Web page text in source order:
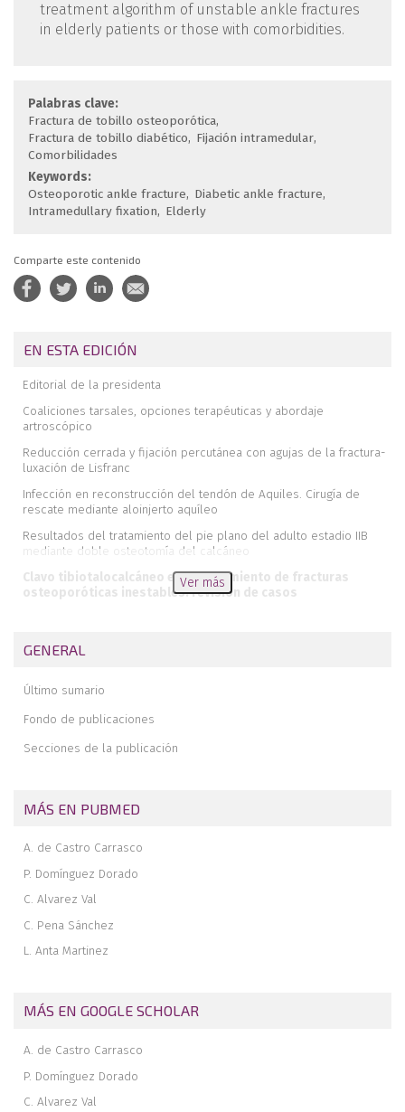
treatment algorithm of unstable ankle fractures
in elderly patients or those with comorbidities.
Palabras clave:
Fractura de tobillo osteoporótica
Fractura de tobillo diabético
Fijación intramedular
Comorbilidades
Keywords:
Osteoporotic ankle fracture
Diabetic ankle fracture
Intramedullary fixation
Elderly
Comparte este contenido
EN ESTA EDICIÓN
Editorial de la presidenta
Coaliciones tarsales, opciones terapéuticas y abordaje
artroscópico
Reducción cerrada y fijación percutánea con agujas de la fractura-
luxación de Lisfranc
Infección en reconstrucción del tendón de Aquiles. Cirugía de
rescate mediante aloinjerto aquíleo
Resultados del tratamiento del pie plano del adulto estadio IIB
mediante doble osteotomía del calcáneo
Clavo tibiotalocalcáneo en el tratamiento de fracturas
osteoporóticas inestables: revisión de casos
Fracturas y luxaciones de Chopart: nuestro algoritmo de
tratamiento
Luxación peritalar medial abierta: a propósito de un caso
Angioma cavernoso del astrágalo y reconstrucción con técnica de
membrana inducida. Reporte de un caso y revisión de la literatura
Revista de revistas
Ver más
GENERAL
Último sumario
Fondo de publicaciones
Secciones de la publicación
MÁS EN PUBMED
A. de Castro Carrasco
P. Domínguez Dorado
C. Alvarez Val
C. Pena Sánchez
L. Anta Martinez
MÁS EN GOOGLE SCHOLAR
A. de Castro Carrasco
P. Domínguez Dorado
C. Alvarez Val